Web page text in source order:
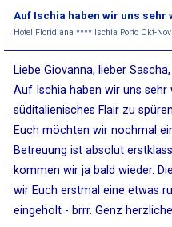
Auf Ischia haben wir uns sehr
Hotel Floridiana **** Ischia Porto Okt-
Liebe Giovanna, lieber Sascha,
Auf Ischia haben wir uns
süditalienisches Flair zu
Euch möchten wir nochmal
Betreuung ist absolut
kommen wir ja bald wieder.
wir Euch erstmal eine etwas
eingeholt - brrr. Genz